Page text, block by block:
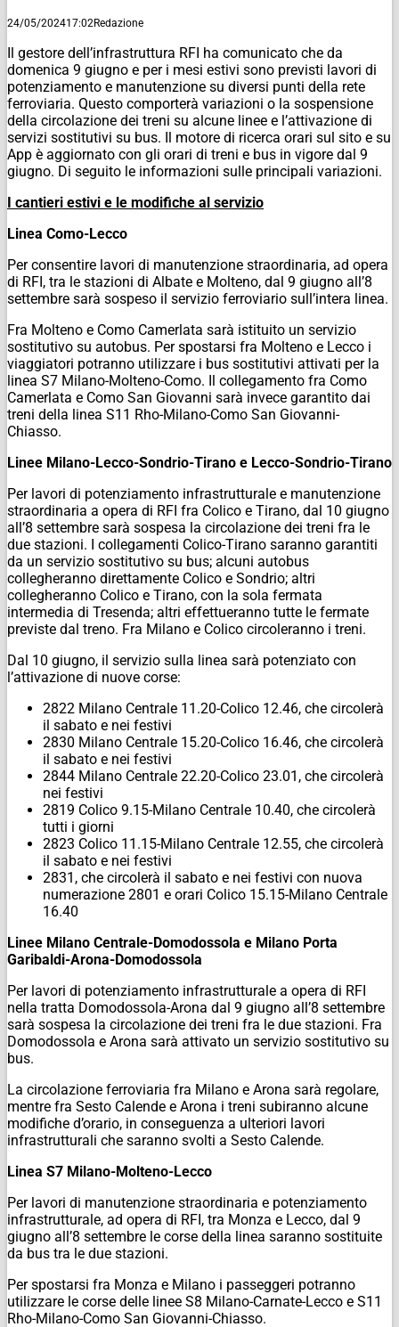
24/05/202417:02Redazione
Il gestore dell’infrastruttura RFI ha comunicato che da
domenica 9 giugno e per i mesi estivi sono previsti lavori di
potenziamento e manutenzione su diversi punti della rete
ferroviaria. Questo comporterà variazioni o la sospensione
della circolazione dei treni su alcune linee e l’attivazione di
servizi sostitutivi su bus. Il motore di ricerca orari sul sito e su
App è aggiornato con gli orari di treni e bus in vigore dal 9
giugno. Di seguito le informazioni sulle principali variazioni.
I cantieri estivi e le modifiche al servizio
Linea Como-Lecco
Per consentire lavori di manutenzione straordinaria, ad opera
di RFI, tra le stazioni di Albate e Molteno, dal 9 giugno all’8
settembre sarà sospeso il servizio ferroviario sull’intera linea.
Fra Molteno e Como Camerlata sarà istituito un servizio
sostitutivo su autobus. Per spostarsi fra Molteno e Lecco i
viaggiatori potranno utilizzare i bus sostitutivi attivati per la
linea S7 Milano-Molteno-Como. Il collegamento fra Como
Camerlata e Como San Giovanni sarà invece garantito dai
treni della linea S11 Rho-Milano-Como San Giovanni-
Chiasso.
Linee Milano-Lecco-Sondrio-Tirano e Lecco-Sondrio-Tirano
Per lavori di potenziamento infrastrutturale e manutenzione
straordinaria a opera di RFI fra Colico e Tirano, dal 10 giugno
all’8 settembre sarà sospesa la circolazione dei treni fra le
due stazioni. I collegamenti Colico-Tirano saranno garantiti
da un servizio sostitutivo su bus; alcuni autobus
collegheranno direttamente Colico e Sondrio; altri
collegheranno Colico e Tirano, con la sola fermata
intermedia di Tresenda; altri effettueranno tutte le fermate
previste dal treno. Fra Milano e Colico circoleranno i treni.
Dal 10 giugno, il servizio sulla linea sarà potenziato con
l’attivazione di nuove corse:
2822 Milano Centrale 11.20-Colico 12.46, che circolerà
il sabato e nei festivi
2830 Milano Centrale 15.20-Colico 16.46, che circolerà
il sabato e nei festivi
2844 Milano Centrale 22.20-Colico 23.01, che circolerà
nei festivi
2819 Colico 9.15-Milano Centrale 10.40, che circolerà
tutti i giorni
2823 Colico 11.15-Milano Centrale 12.55, che circolerà
il sabato e nei festivi
2831, che circolerà il sabato e nei festivi con nuova
numerazione 2801 e orari Colico 15.15-Milano Centrale
16.40
Linee Milano Centrale-Domodossola e Milano Porta
Garibaldi-Arona-Domodossola
Per lavori di potenziamento infrastrutturale a opera di RFI
nella tratta Domodossola-Arona dal 9 giugno all’8 settembre
sarà sospesa la circolazione dei treni fra le due stazioni. Fra
Domodossola e Arona sarà attivato un servizio sostitutivo su
bus.
La circolazione ferroviaria fra Milano e Arona sarà regolare,
mentre fra Sesto Calende e Arona i treni subiranno alcune
modifiche d’orario, in conseguenza a ulteriori lavori
infrastrutturali che saranno svolti a Sesto Calende.
Linea S7 Milano-Molteno-Lecco
Per lavori di manutenzione straordinaria e potenziamento
infrastrutturale, ad opera di RFI, tra Monza e Lecco, dal 9
giugno all’8 settembre le corse della linea saranno sostituite
da bus tra le due stazioni.
Per spostarsi fra Monza e Milano i passeggeri potranno
utilizzare le corse delle linee S8 Milano-Carnate-Lecco e S11
Rho-Milano-Como San Giovanni-Chiasso.